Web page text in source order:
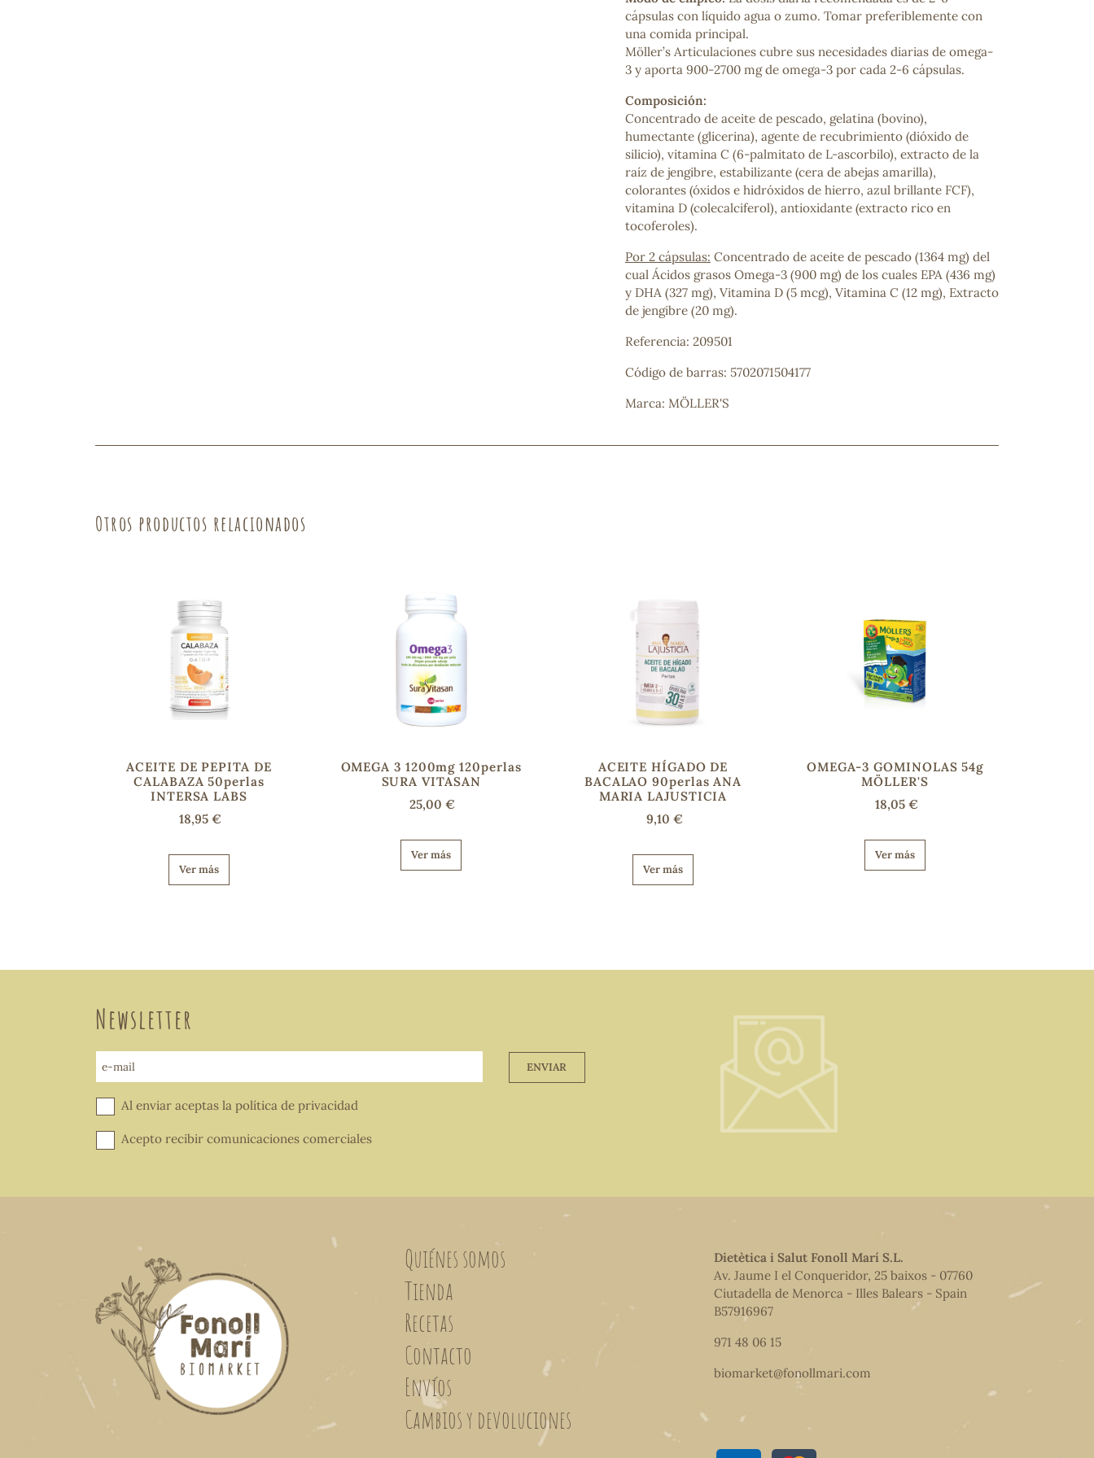
¿No encuentras tu producto?
contáctanosy lo encontraremos
cápsulas con líquido agua o zumo. Tomar preferiblemente con
una comida principal.
Möller’s Articulaciones cubre sus necesidades diarias de omega-
3 y aporta 900-2700 mg de omega-3 por cada 2-6 cápsulas.
Composición:
Concentrado de aceite de pescado, gelatina (bovino),
humectante (glicerina), agente de recubrimiento (dióxido de
silicio), vitamina C (6-palmitato de L-ascorbilo), extracto de la
raíz de jengibre, estabilizante (cera de abejas amarilla),
colorantes (óxidos e hidróxidos de hierro, azul brillante FCF),
vitamina D (colecalciferol), antioxidante (extracto rico en
tocoferoles).
Por 2 cápsulas: Concentrado de aceite de pescado (1364 mg) del
cual Ácidos grasos Omega-3 (900 mg) de los cuales EPA (436 mg)
y DHA (327 mg), Vitamina D (5 mcg), Vitamina C (12 mg), Extracto
de jengibre (20 mg).
Referencia: 209501
Código de barras: 5702071504177
Marca: MÖLLER'S
Otros productos relacionados
ACEITE DE PEPITA DE
CALABAZA 50perlas
INTERSA LABS
18,95 €
Ver más
OMEGA 3 1200mg 120perlas
SURA VITASAN
25,00 €
Ver más
ACEITE HÍGADO DE
BACALAO 90perlas ANA
MARIA LAJUSTICIA
9,10 €
Ver más
OMEGA-3 GOMINOLAS 54g
MÖLLER'S
18,05 €
Ver más
Newsletter
e-mail ENVIAR
Al enviar aceptas la política de privacidad
Acepto recibir comunicaciones comerciales
Quiénes somos
Tienda
Recetas
Contacto
Envíos
Cambios y devoluciones
Dietètica i Salut Fonoll Marí S.L.
Av. Jaume I el Conqueridor, 25 baixos - 07760
Ciutadella de Menorca - Illes Balears - Spain
B57916967
971 48 06 15
biomarket@fonollmari.com